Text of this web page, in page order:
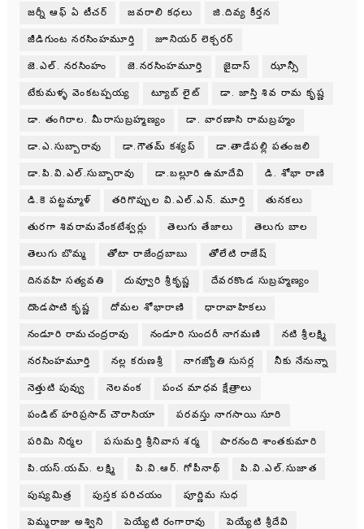
జర్నీ ఆఫ్ ఏ టీచర్ జవరాలి కధలు జి.దివ్య కీర్తన
జీడిగుంట నరసింహమూర్తి జూనియర్ లెక్చరర్
జె.ఎల్. నరసింహం జె.నరసింహమూర్తి జైదాస్ ఝాన్సీ
టేకుమళ్ళ వెంకటప్పయ్య ట్యూబ్ లైట్ డా. జాస్తి శివ రామ కృష్ణ
డా. తంగిరాల. మీరాసుబ్రహ్మణ్యం డా. వారణాసి రామబ్రహ్మం
డా.ఎ.సుబ్బారావు డా.గౌతమ్ కశ్యప్ డా.తాడేపల్లి పతంజలి
డా.పి.వి.ఎల్.సుబ్బారావు డా.బల్లూరి ఉమాదేవి డి. శోభా రాణి
డి.కె పట్టమ్మాళ్ తరిగొప్పుల వి.ఎల్.ఎన్. మూర్తి తునకలు
తురగా శివరామవేంకటేశ్వర్లు తెలుగు తేజాలు తెలుగు బాల
తెలుగు బొమ్మ తోటా రాజేంద్రబాబు తోలేటి రాజేష్
దినవహి సత్యవతి దువ్వూరి శ్రీకృష్ణ దేవరకొండ సుబ్రహ్మణ్యం
దొండపాటి కృష్ణ దోమల శోభారాణి ధారావాహికలు
నండూరి రామచంద్రరావు నండూరి సుందరీ నాగమణి నటి శ్రీలక్ష్మి
నరసింహమూర్తి నల్ల కరుణశ్రీ నాగజ్యోతి సుసర్ల నీకు నేనున్నా
నెత్తుటి పువ్వు నెలవంక పంచ మాధవ క్షేత్రాలు
పండిట్ హరిప్రసాద్ చౌరాసియా పరవస్తు నాగసాయి సూరి
పరిమి నిర్మల పసుమర్తి శ్రీనివాస శర్మ పారనంది శాంతకుమారి
పి.యస్.యమ్. లక్ష్మి పి.వి.ఆర్. గోపీనాథ్ పి.వి.ఎల్.సుజాత
పుష్యమిత్ర పుస్తక పరిచయం పూర్ణిమ సుధ
పెమ్మరాజు అశ్విని పెయ్యేటి రంగారావు పెయ్యేటి శ్రీదేవి